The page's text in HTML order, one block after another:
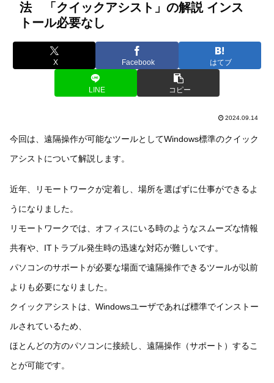
法 「クイックアシスト」の解説 インス
トール必要なし
X Facebook はてブ
LINE コピー
2024.09.14
今回は、遠隔操作が可能なツールとしてWindows標準のクイック
アシストについて解説します。
近年、リモートワークが定着し、場所を選ばずに仕事ができるよ
うになりました。
リモートワークでは、オフィスにいる時のようなスムーズな情報
共有や、ITトラブル発生時の迅速な対応が難しいです。
パソコンのサポートが必要な場面で遠隔操作できるツールが以前
よりも必要になりました。
クイックアシストは、Windowsユーザであれば標準でインストー
ルされているため、
ほとんどの方のパソコンに接続し、遠隔操作（サポート）するこ
とが可能です。